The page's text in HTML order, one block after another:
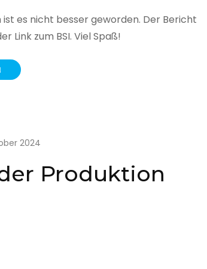
es nicht besser geworden. Der Bericht
Link zum BSI. Viel Spaß!
2024
Produktion